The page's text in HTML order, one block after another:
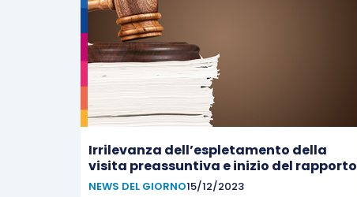
Irrilevanza dell’espletamento della
visita preassuntiva e inizio del rapporto
NEWS DEL GIORNO15/12/2023